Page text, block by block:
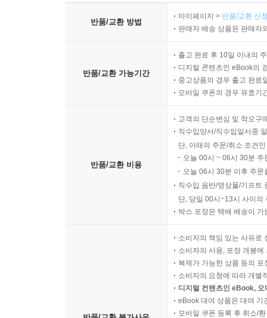
최장수 호랑이. 조선 최초의 천민 출신 임금·389
- 영조 曰, “나는 형님을 독살하지 않았다! 이것들아
- 아들 사도세자를 뒤주에 가두어 죽여 버린 비운
완벽한 호랑이. 백성들과 소통하기 위해 힘쓴 임금
- 역적의 아들, 애민군주가 되다
- 지덕체를 모두 갖춘 임금, 정조
- 아버지 사도세자를 그리며 수원 화성을 축성하다
- 순조의 증조할머니 정순왕후, 정치적 야욕을 드러
- 세도정치의 시작은 정조 때문이었다?!
최연소 호랑이. 8세에 즉위한 어린 임금·457
주었고, 420여 년 전 선조는 전쟁이 나자 백성
평가하는 안목'과 '미래를 바라보는 혜안'을 얻을
반품/교환 방법
마이페이지 > 반품/교환 신
판매자 배송 상품은 판매자
반품/교환 가능기간
출고 완료 후 10일 이내의
디지털 콘텐츠인 eBook의
중고상품의 경우 출고 완료
모바일 쿠폰의 경우 유효기
반품/교환 비용
고객의 단순변심 및 착오구
직수입양서/직수입일서중
단, 아래의 주문/취소 조건
오늘 00시 ~ 06시 30분
오늘 06시 30분 이후 주
직수입 음반/영상물/기프트
단, 당일 00시~13시 사이의
박스 포장은 택배 배송이
소비자의 책임 있는 사유로
소비자의 사용, 포장 개봉
복제가 가능한 상품 등의
소비자의 요청에 따라 개별
디지털 컨텐츠인 eBook,
eBook 대여 상품은 대여 기
모바일 쿠폰 등록 후 취소/